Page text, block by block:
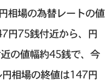
相場の為替レートの値
円75銭付近から、円
の値幅約45銭で、今
相場の終値は147円